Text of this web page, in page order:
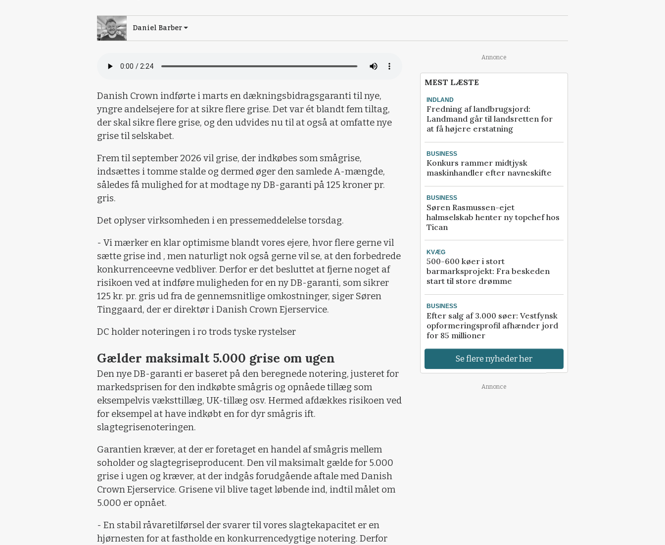
Daniel Barber
Danish Crown indførte i marts en dækningsbidragsgaranti til nye,
yngre andelsejere for at sikre flere grise. Det var ét blandt fem tiltag,
der skal sikre flere grise, og den udvides nu til at også at omfatte nye
grise til selskabet.
Frem til september 2026 vil grise, der indkøbes som smågrise,
indsættes i tomme stalde og dermed øger den samlede A-mængde,
således få mulighed for at modtage ny DB-garanti på 125 kroner pr.
gris.
Det oplyser virksomheden i en pressemeddelelse torsdag.
- Vi mærker en klar optimisme blandt vores ejere, hvor flere gerne vil
sætte grise ind , men naturligt nok også gerne vil se, at den forbedrede
konkurrenceevne vedbliver. Derfor er det besluttet at fjerne noget af
risikoen ved at indføre muligheden for en ny DB-garanti, som sikrer
125 kr. pr. gris ud fra de gennemsnitlige omkostninger, siger Søren
Tinggaard, der er direktør i Danish Crown Ejerservice.
DC holder noteringen i ro trods tyske rystelser
Gælder maksimalt 5.000 grise om ugen
Den nye DB-garanti er baseret på den beregnede notering, justeret for
markedsprisen for den indkøbte smågris og opnåede tillæg som
eksempelvis væksttillæg, UK-tillæg osv. Hermed afdækkes risikoen ved
for eksempel at have indkøbt en for dyr smågris ift.
slagtegrisenoteringen.
Garantien kræver, at der er foretaget en handel af smågris mellem
soholder og slagtegriseproducent. Den vil maksimalt gælde for 5.000
grise i ugen og kræver, at der indgås forudgående aftale med Danish
Crown Ejerservice. Grisene vil blive taget løbende ind, indtil målet om
5.000 er opnået.
- En stabil råvaretilførsel der svarer til vores slagtekapacitet er en
hjørnesten for at fastholde en konkurrencedygtige notering. Derfor
Annonce
MEST LÆSTE
INDLAND
Fredning af landbrugsjord:
Landmand går til landsretten for
at få højere erstatning
BUSINESS
Konkurs rammer midtjysk
maskinhandler efter navneskifte
BUSINESS
Søren Rasmussen-ejet
halmselskab henter ny topchef hos
Tican
KVÆG
500-600 køer i stort
barmarksprojekt: Fra beskeden
start til store drømme
BUSINESS
Efter salg af 3.000 søer: Vestfynsk
opformeringsprofil afhænder jord
for 85 millioner
Se flere nyheder her
Annonce